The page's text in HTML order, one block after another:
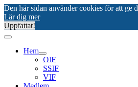
Den här sidan använder cookies för att ge
Lär dig mer
Uppfattat!
Hem
OIF
SSIF
VIF